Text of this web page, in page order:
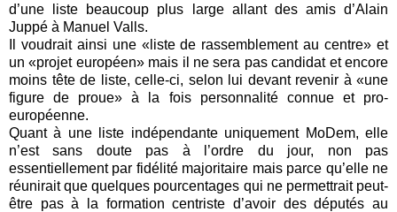
d’une liste beaucoup plus large allant des amis d’Alain
Juppé à Manuel Valls.
Il voudrait ainsi une «liste de rassemblement au centre» et
un «projet européen» mais il ne sera pas candidat et encore
moins tête de liste, celle-ci, selon lui devant revenir à «une
figure de proue» à la fois personnalité connue et pro-
européenne.
Quant à une liste indépendante uniquement MoDem, elle
n’est sans doute pas à l’ordre du jour, non pas
essentiellement par fidélité majoritaire mais parce qu’elle ne
réunirait que quelques pourcentages qui ne permettrait peut-
être pas à la formation centriste d’avoir des députés au